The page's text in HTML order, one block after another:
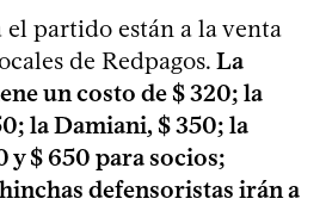
el partido están a la venta
de Redpagos. La
un costo de $ 320; la
la Damiani, $ 350; la
y $ 650 para socios;
defensoristas irán a